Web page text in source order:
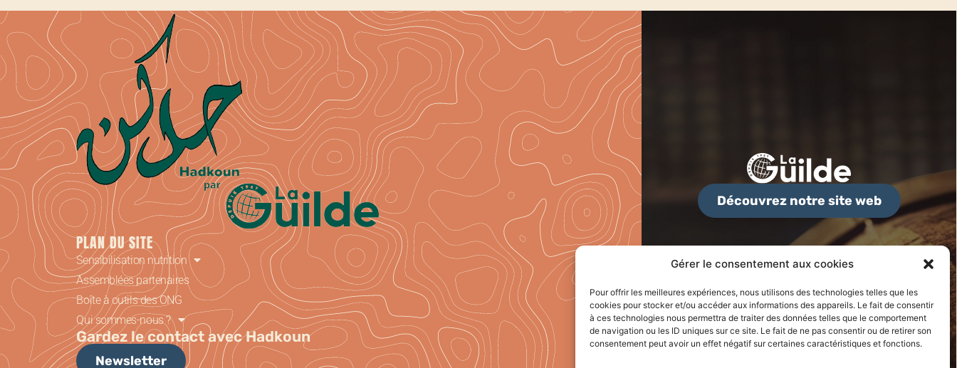
Gérer le consentement aux cookies
Pour offrir les meilleures expériences, nous utilisons des technologies telles que les
cookies pour stocker et/ou accéder aux informations des appareils. Le fait de consentir
à ces technologies nous permettra de traiter des données telles que le comportement
de navigation ou les ID uniques sur ce site. Le fait de ne pas consentir ou de retirer son
consentement peut avoir un effet négatif sur certaines caractéristiques et fonctions.
PLAN DU SITE
Sensibilisation nutrition
Assemblées partenaires
Boîte à outils des ONG
Qui sommes-nous ?
Gardez le contact avec Hadkoun
Newsletter
Découvrez notre site web